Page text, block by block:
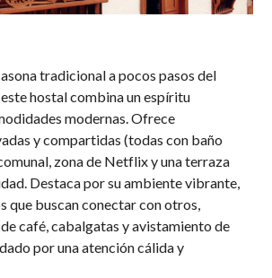
tradicional a pocos pasos del
hostal combina un espíritu
modernas. Ofrece
y compartidas (todas con baño
zona de Netflix y una terraza
Destaca por su ambiente vibrante,
que buscan conectar con otros,
café, cabalgatas y avistamiento de
por una atención cálida y